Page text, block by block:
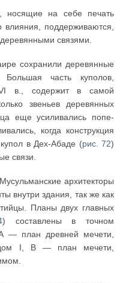
на себе печать
влияния, поддерживаются,
связями.
сохранили деревянные
часть куполов,
в., содержит в самой
звеньев деревянных
еще усиливались попе­
когда конструкция
купол в Дех-Абаде (рис. 72)
связи.
архитекторы
внутри здания, так же как
Планы двух главных
) составлены в точном
— план древней мечети,
I, В — план мечети,